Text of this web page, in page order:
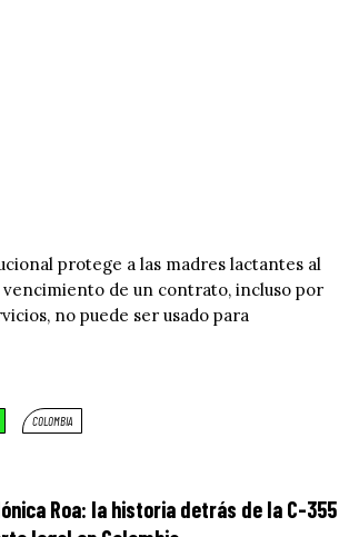
protege a las madres lactantes al
vencimiento de un contrato, incluso por
no puede ser usado para
COLOMBIA
Roa: la historia detrás de la C-355